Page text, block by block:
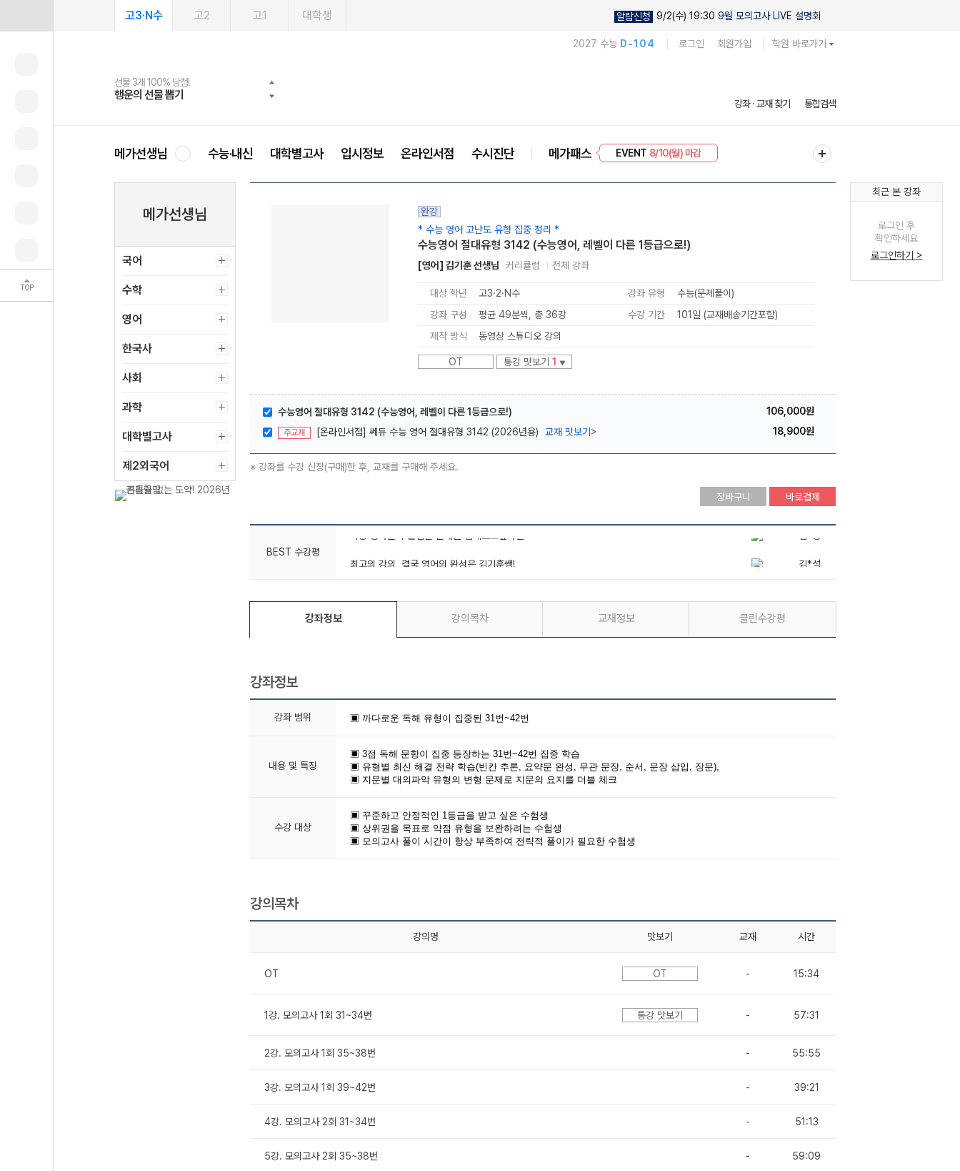
TOP
고3·N수 고2 고1 대학생 알람신청 9/2(수) 19:30 9월 모의고사 LIVE 설명회
2027 수능 D-104 로그인 회원가입 학원 바로가기
메가스터디
선물 3개 100% 당첨!
행운의 선물 뽑기
선물 100% 증정!
메가스터디 X 올리브
여름방학 스터디 캐시백
메가런 썸머스쿨
2027 러셀 단과
강사 공개선발
스마트러닝앱
설문 EVENT
메가패스
3일 무료 체험권
메가패스 수강생 무료혜택!
메가클럽 멤버십
사회공헌 캠페인
희망이룸 메가나눔
강좌 · 교재 찾기 통합검색
메가선생님 수능·내신 대학별고사 입시정보 온라인서점 수시진단 메가패스
EVENT 8/10(월) 마감
메가선생님
국어
수학
영어
한국사
사회
과학
대학별고사
제2외국어
완강
* 수능 영어 고난도 유형 집중 정리 *
수능영어 절대유형 3142 (수능영어, 레벨이 다른 1등급으로!)
[영어] 김기훈 선생님 커리큘럼 전체 강좌
대상 학년 고3·2·N수 강좌 유형
수능(문제풀이)
강좌 구성
평균 49분씩, 총 36강 수강 기간
101일 (교재배송기간포함)
제작 방식
동영상 스튜디오 강의
OT 통강 맛보기 1 ▼
수능영어 절대유형 3142 (수능영어, 레벨이 다른 1등급으로!) 106,000원
주교재 [온라인서점] 쎄듀 수능 영어 절대유형 3142 (2026년용) 교재 맛보기 > 18,900원
※ 강좌를 수강 신청(구매)한 후, 교재를 구매해 주세요.
장바구니 바로결제
BEST 수강평
강좌정보 강의목차 교재정보 클린수강평
강좌정보
강좌 범위 ▣ 까다로운 독해 유형이 집중된 31번~42번
내용 및 특징
▣ 3점 독해 문항이 집중 등장하는 31번~42번 집중 학습
▣ 유형별 최신 해결 전략 학습(빈칸 추론, 요약문 완성, 무관 문장, 순서, 문장 삽입, 장문),
▣ 지문별 대의파악 유형의 변형 문제로 지문의 요지를 더블 체크
수강 대상
▣ 꾸준하고 안정적인 1등급을 받고 싶은 수험생
▣ 상위권을 목표로 약점 유형을 보완하려는 수험생
▣ 모의고사 풀이 시간이 항상 부족하여 전략적 풀이가 필요한 수험생
강의목차
강의명 맛보기 교재 시간
OT OT - 15:34
1강. 모의고사 1회 31~34번 통강 맛보기 - 57:31
2강. 모의고사 1회 35~38번 - 55:55
3강. 모의고사 1회 39~42번 - 39:21
4강. 모의고사 2회 31~34번 - 51:13
5강. 모의고사 2회 35~38번 - 59:09
최근 본 강좌
로그인 후
확인하세요
로그인하기 >